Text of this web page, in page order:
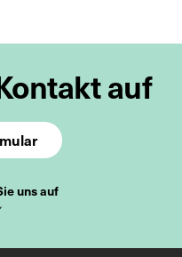
auf
uns auf